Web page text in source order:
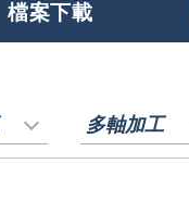
檔案下載
多軸加工